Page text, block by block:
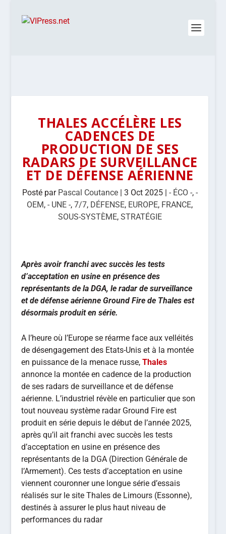
THALES ACCÉLÈRE LES
CADENCES DE
PRODUCTION DE SES
RADARS DE SURVEILLANCE
ET DE DÉFENSE AÉRIENNE
Posté par Pascal Coutance| 3 Oct 2025| - ÉCO -, -
OEM,- UNE -,7/7, DÉFENSE, EUROPE, FRANCE,
SOUS-SYSTÈME, STRATÉGIE
Après avoir franchi avec succès les tests
d’acceptation en usine en présence des
représentants de la DGA, le radar de surveillance
et de défense aérienne Ground Fire de Thales est
désormais produit en série.
A l’heure où l’Europe se réarme face aux velléités
de désengagement des Etats-Unis et à la montée
en puissance de la menace russe, Thales
annonce la montée en cadence de la production
de ses radars de surveillance et de défense
aérienne. L’industriel révèle en particulier que son
tout nouveau système radar Ground Fire est
produit en série depuis le début de l’année 2025,
après qu’il ait franchi avec succès les tests
d’acceptation en usine en présence des
représentants de la DGA (Direction Générale de
l’Armement). Ces tests d’acceptation en usine
viennent couronner une longue série d’essais
réalisés sur le site Thales de Limours (Essonne),
destinés à assurer le plus haut niveau de
performances du radar